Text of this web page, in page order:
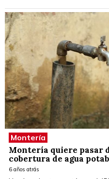
Montería
Montería quiere pasar
cobertura de agua
6 años atrás